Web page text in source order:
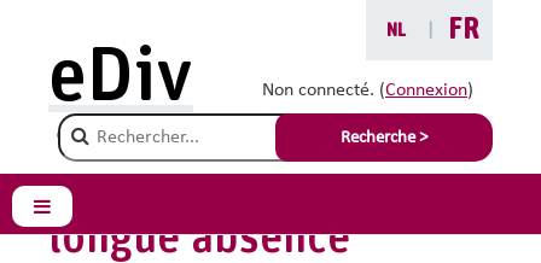
NL
FR
Non connecté. (Connexion)
Champ de recherche
Recherche >
eDiv
Panneau latéral
Réintégrer des
membres de votre
personnel après une
longue absence